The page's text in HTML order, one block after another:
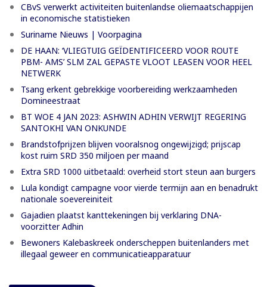
CBvS verwerkt activiteiten buitenlandse oliemaatschappijen
in economische statistieken
Suriname Nieuws | Voorpagina
DE HAAN: ‘VLIEGTUIG GEÏDENTIFICEERD VOOR ROUTE
PBM- AMS’ SLM ZAL GEPASTE VLOOT LEASEN VOOR HEEL
NETWERK
Tsang erkent gebrekkige voorbereiding werkzaamheden
Domineestraat
BT WOE 4 JAN 2023: ASHWIN ADHIN VERWIJT REGERING
SANTOKHI VAN ONKUNDE
Brandstofprijzen blijven vooralsnog ongewijzigd; prijscap
kost ruim SRD 350 miljoen per maand
Extra SRD 1000 uitbetaald: overheid stort steun aan burgers
Lula kondigt campagne voor vierde termijn aan en benadrukt
nationale soevereiniteit
Gajadien plaatst kanttekeningen bij verklaring DNA-
voorzitter Adhin
Bewoners Kalebaskreek onderscheppen buitenlanders met
illegaal geweer en communicatieapparatuur